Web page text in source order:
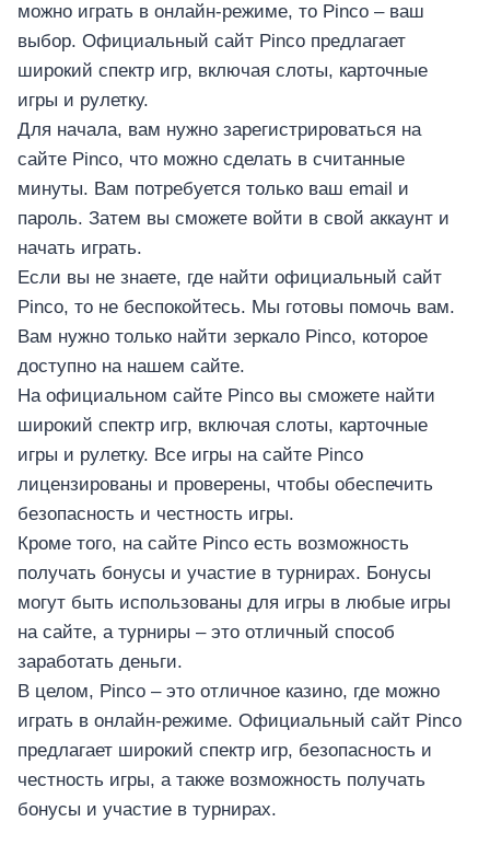
можно играть в онлайн-режиме, то Pinco – ваш
выбор. Официальный сайт Pinco предлагает
широкий спектр игр, включая слоты, карточные
игры и рулетку.
Для начала, вам нужно зарегистрироваться на
сайте Pinco, что можно сделать в считанные
минуты. Вам потребуется только ваш email и
пароль. Затем вы сможете войти в свой аккаунт и
начать играть.
Если вы не знаете, где найти официальный сайт
Pinco, то не беспокойтесь. Мы готовы помочь вам.
Вам нужно только найти зеркало Pinco, которое
доступно на нашем сайте.
На официальном сайте Pinco вы сможете найти
широкий спектр игр, включая слоты, карточные
игры и рулетку. Все игры на сайте Pinco
лицензированы и проверены, чтобы обеспечить
безопасность и честность игры.
Кроме того, на сайте Pinco есть возможность
получать бонусы и участие в турнирах. Бонусы
могут быть использованы для игры в любые игры
на сайте, а турниры – это отличный способ
заработать деньги.
В целом, Pinco – это отличное казино, где можно
играть в онлайн-режиме. Официальный сайт Pinco
предлагает широкий спектр игр, безопасность и
честность игры, а также возможность получать
бонусы и участие в турнирах.